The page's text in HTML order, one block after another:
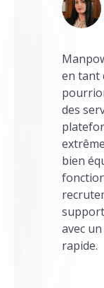
en tant
des
bien
avec
rapide.